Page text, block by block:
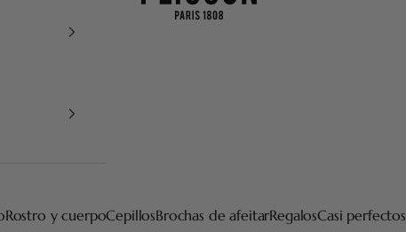
Rostro y cuerpoCepillosBrochas de afeitarRegalosCasi perfectos